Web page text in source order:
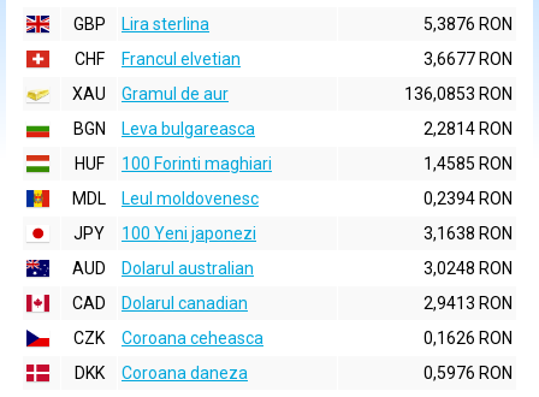
GBP
Lira sterlina
5,3876 RON
CHF
Francul elvetian
3,6677 RON
XAU
Gramul de aur
136,0853 RON
BGN
Leva bulgareasca
2,2814 RON
HUF
100 Forinti maghiari
1,4585 RON
MDL
Leul moldovenesc
0,2394 RON
JPY
100 Yeni japonezi
3,1638 RON
AUD
Dolarul australian
3,0248 RON
CAD
Dolarul canadian
2,9413 RON
CZK
Coroana ceheasca
0,1626 RON
DKK
Coroana daneza
0,5976 RON